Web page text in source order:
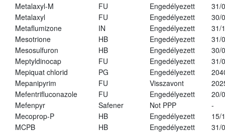
Metalaxyl-M
FU Engedélyezett
31/
Metalaxyl
FU Engedélyezett
30/
Metaflumizone
IN Engedélyezett
31/
Mesotrione
HB Engedélyezett
31/
Mesosulfuron
HB Engedélyezett
30/
Meptyldinocap
FU Engedélyezett
31/
Mepiquat chlorid
PG Engedélyezett
Mepanipyrim
FU Visszavont
Mefentrifluconazole
FU Engedélyezett
20/
Mefenpyr
Safener Not PPP
-
Mecoprop-P
HB Engedélyezett
15/
MCPB
HB Engedélyezett
31/